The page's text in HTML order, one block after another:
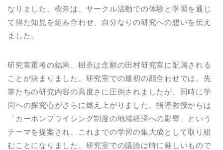
なりました。樹奈は、サークル活動での体験と学習を通じ
て得た知見を組み合わせ、自分なりの研究への想いを伝え
ました。
研究室選考の結果、樹奈は念願の田村研究室に配属される
ことが決まりました。研究室での最初の顔合わせでは、先
輩たちの研究内容の高度さに圧倒されましたが、同時に学
問への探究心がさらに燃え上がりました。指導教授からは
「カーボンプライシング制度の地域経済への影響」という
テーマを提案され、これまでの学習の集大成として取り組
むことになりました。研究室での議論は時に厳しいもので